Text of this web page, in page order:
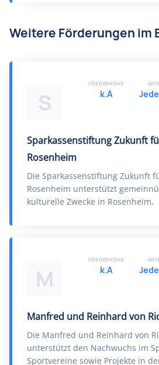
Weitere Förderungen im
S
Sparkassenstiftung Zukunft
Rosenheim
Die Sparkassenstiftung Zukunft
Rosenheim unterstützt
kulturelle Zwecke in Rosenheim.
FÖRDERHÖHE
k.A
M
Manfred und Reinhard von
Die Manfred und Reinhard von
unterstützt den Nachwuchs im
Sportvereine sowie Projekte in
FÖRDERHÖHE
k.A